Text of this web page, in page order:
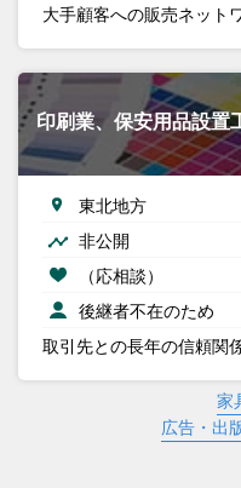
大手顧客への販売ネット
印刷業、保安用品設置
東北地方
非公開
（応相談）
後継者不在のため
取引先との長年の信頼関
家
広告・出